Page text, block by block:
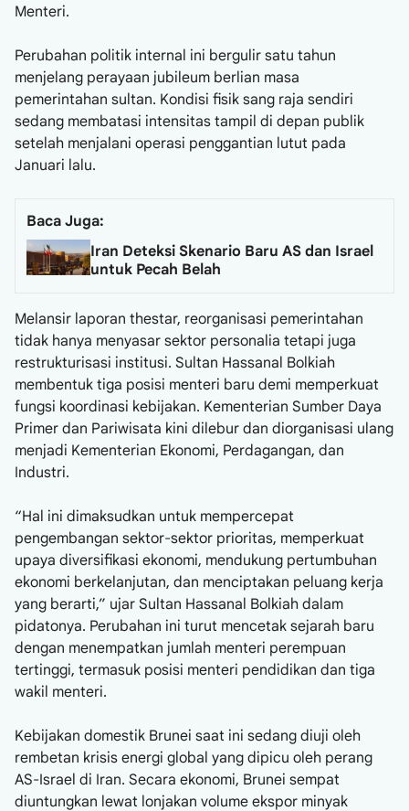
Menteri.
Perubahan politik internal ini bergulir satu tahun
menjelang perayaan jubileum berlian masa
pemerintahan sultan. Kondisi fisik sang raja sendiri
sedang membatasi intensitas tampil di depan publik
setelah menjalani operasi penggantian lutut pada
Januari lalu.
Baca Juga:
Iran Deteksi Skenario Baru AS dan Israel
untuk Pecah Belah
Melansir laporan thestar, reorganisasi pemerintahan
tidak hanya menyasar sektor personalia tetapi juga
restrukturisasi institusi. Sultan Hassanal Bolkiah
membentuk tiga posisi menteri baru demi memperkuat
fungsi koordinasi kebijakan. Kementerian Sumber Daya
Primer dan Pariwisata kini dilebur dan diorganisasi ulang
menjadi Kementerian Ekonomi, Perdagangan, dan
Industri.
“Hal ini dimaksudkan untuk mempercepat
pengembangan sektor-sektor prioritas, memperkuat
upaya diversifikasi ekonomi, mendukung pertumbuhan
ekonomi berkelanjutan, dan menciptakan peluang kerja
yang berarti,” ujar Sultan Hassanal Bolkiah dalam
pidatonya. Perubahan ini turut mencetak sejarah baru
dengan menempatkan jumlah menteri perempuan
tertinggi, termasuk posisi menteri pendidikan dan tiga
wakil menteri.
Kebijakan domestik Brunei saat ini sedang diuji oleh
rembetan krisis energi global yang dipicu oleh perang
AS-Israel di Iran. Secara ekonomi, Brunei sempat
diuntungkan lewat lonjakan volume ekspor minyak